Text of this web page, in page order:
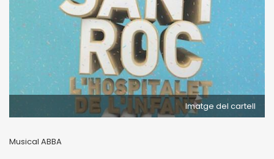
Imatge del cartell
Musical ABBA